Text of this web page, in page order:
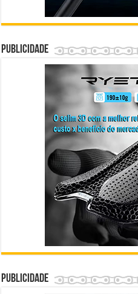
Publicidade
Publicidade